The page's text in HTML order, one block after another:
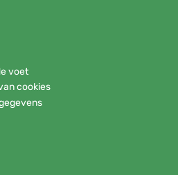
voet
cookies